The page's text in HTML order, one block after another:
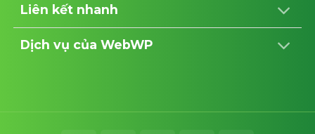
Liên kết nhanh
Dịch vụ của WebWP